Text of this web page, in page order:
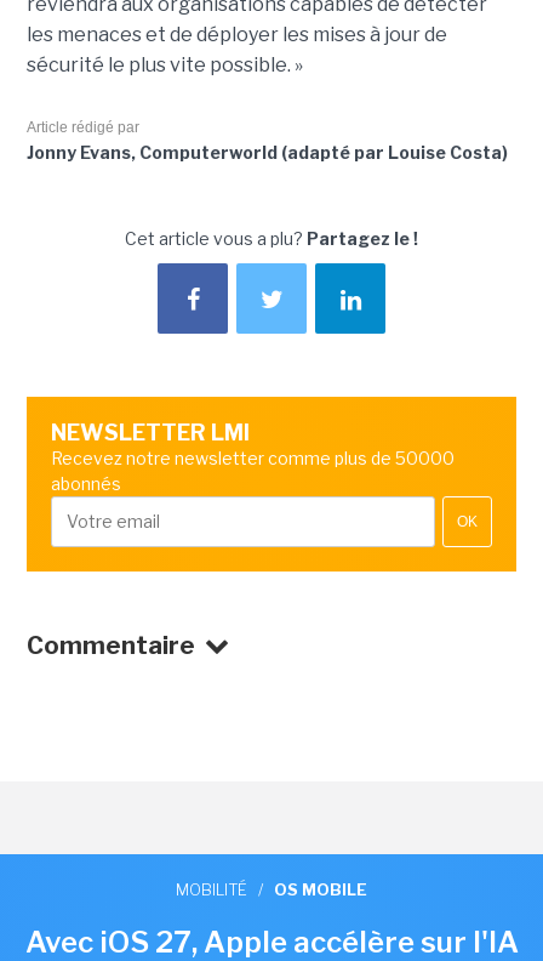
les menaces et de déployer les mises à jour de
sécurité le plus vite possible. »
Article rédigé par
Jonny Evans, Computerworld (adapté par Louise Costa)
Cet article vous a plu? Partagez le !
NEWSLETTER LMI
Recevez notre newsletter comme plus de 50000
abonnés
OK
Commentaire
MOBILITÉ / OS MOBILE
Avec iOS 27, Apple accélère sur l'IA